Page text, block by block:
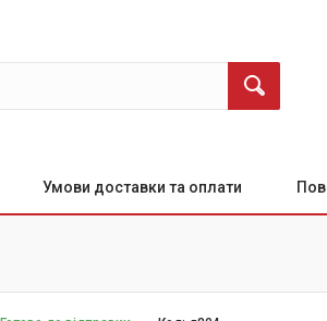
Умови доставки та оплати